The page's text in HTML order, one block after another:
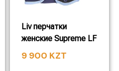
Liv перчатки
женские Supreme LF
9 900 KZT